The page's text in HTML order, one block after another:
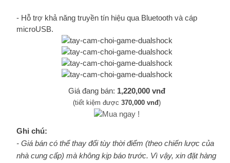
- Hỗ trợ khả năng truyền tín hiệu qua Bluetooth và cáp
microUSB.
Giá đang bán: 1,220,000 vnđ
(tiết kiệm được370,000 vnđ)
Ghi chú:
- Giá bán có thể thay đổi tùy thời điểm (theo chiến lược của
nhà cung cấp) mà không kịp báo trước. Vì vậy, xin đặt hàng